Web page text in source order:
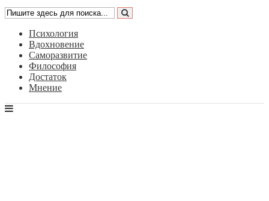
Психология
Вдохновение
Саморазвитие
Философия
Достаток
Мнение